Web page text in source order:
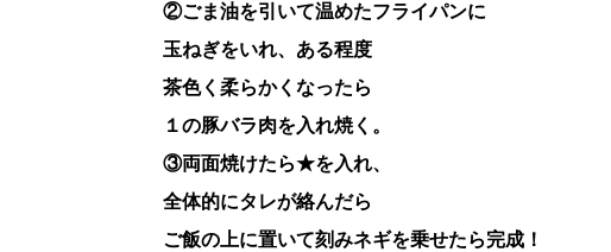
②ごま油を引いて温めたフライパンに
玉ねぎをいれ、ある程度
茶色く柔らかくなったら
１の豚バラ肉を入れ焼く。
③両面焼けたら★を入れ、
全体的にタレが絡んだら
ご飯の上に置いて刻みネギを乗せたら完成！